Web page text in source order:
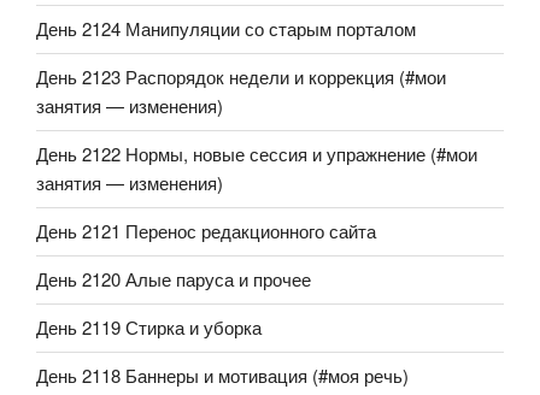
День 2124 Манипуляции со старым порталом
День 2123 Распорядок недели и коррекция (#мои
занятия — изменения)
День 2122 Нормы, новые сессия и упражнение (#мои
занятия — изменения)
День 2121 Перенос редакционного сайта
День 2120 Алые паруса и прочее
День 2119 Стирка и уборка
День 2118 Баннеры и мотивация (#моя речь)